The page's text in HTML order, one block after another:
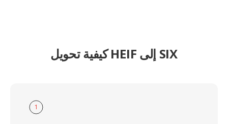
كيفية تحويل HEIF إلى SIX
1